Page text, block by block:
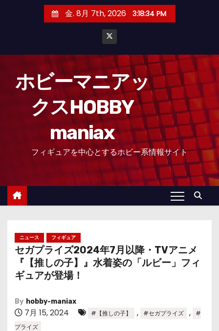
金. 8月 7th, 2026 3:18:35 PM
ホビーマニアッ
クスHOBBY
maniax
フィギュアを中心とするホビー系情報サイト
ニュース フィギュア
セガプライズ2024年7月以降・TVアニメ
『【推しの子】』水着姿の「ルビー」フィ
ギュアが登場！
By hobby-maniax
7月 15, 2024 #【推しの子】 , #セガプライズ ,
#
プライズ